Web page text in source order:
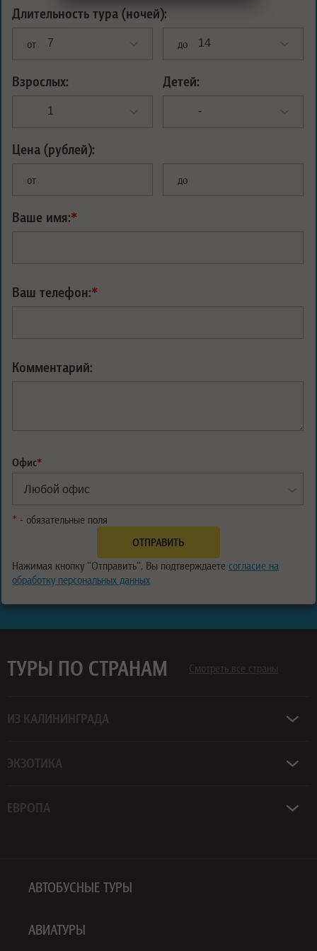
Длительность тура (ночей):
от до
Взрослых: Детей:
Цена (рублей):
от до
Ваше имя:*
Ваш телефон:*
Комментарий:
Офис*
* - обязательные поля
Нажимая кнопку "Отправить", Вы подтверждаете согласие на
обработку персональных данных
ТУРЫ ПО СТРАНАМ Смотреть все страны
ИЗ КАЛИНИНГРАДА
ЭКЗОТИКА
ЕВРОПА
АВТОБУСНЫЕ ТУРЫ
АВИАТУРЫ